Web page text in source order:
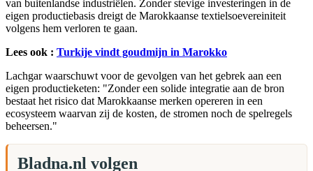
van buitenlandse industriëlen. Zonder stevige investeringen in de
eigen productiebasis dreigt de Marokkaanse textielsoevereiniteit
volgens hem verloren te gaan.
Lees ook : Turkije vindt goudmijn in Marokko
Lachgar waarschuwt voor de gevolgen van het gebrek aan een
eigen productieketen: "Zonder een solide integratie aan de bron
bestaat het risico dat Marokkaanse merken opereren in een
ecosysteem waarvan zij de kosten, de stromen noch de spelregels
beheersen."
Bladna.nl volgen